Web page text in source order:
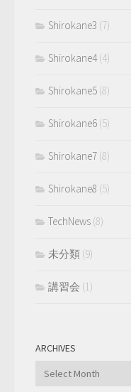
Shirokane3 (7)
Shirokane4(4)
Shirokane5 (8)
Shirokane6 (5)
Shirokane7 (8)
Shirokane8 (5)
TechNews (8)
未分類 (9)
講習会 (1)
ARCHIVES
Archives